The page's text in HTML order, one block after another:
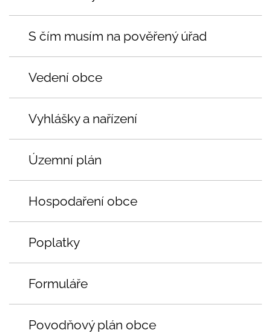
S čím musím na pověřený úřad
Vedení obce
Vyhlášky a nařízení
Územní plán
Hospodaření obce
Poplatky
Formuláře
Povodňový plán obce